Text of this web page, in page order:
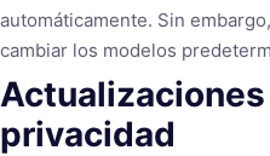
automáticamente. Sin
cambiar los modelos
privacidad